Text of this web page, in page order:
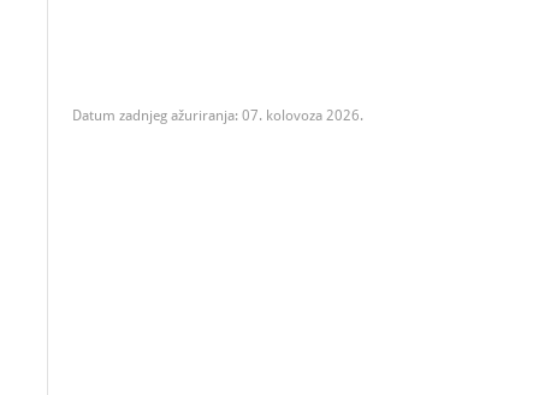
Datum zadnjeg ažuriranja: 07. kolovoza 2026.